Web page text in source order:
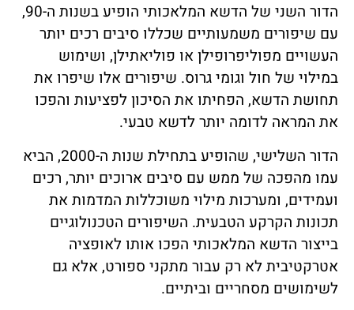
הדור השני של הדשא המלאכותי הופיע בשנות ה-90,
עם שיפורים משמעותיים שכללו סיבים רכים יותר
העשויים מפוליפרופילן או פוליאתילן, ושימוש
במילוי של חול וגומי גרוס. שיפורים אלו שיפרו את
תחושת הדשא, הפחיתו את הסיכון לפציעות והפכו
את המראה לדומה יותר לדשא טבעי.
הדור השלישי, שהופיע בתחילת שנות ה-2000, הביא
עמו מהפכה של ממש עם סיבים ארוכים יותר, רכים
ועמידים, ומערכות מילוי משוכללות המדמות את
תכונות הקרקע הטבעית. השיפורים הטכנולוגיים
בייצור הדשא המלאכותי הפכו אותו לאופציה
אטרקטיבית לא רק עבור מתקני ספורט, אלא גם
לשימושים מסחריים וביתיים.